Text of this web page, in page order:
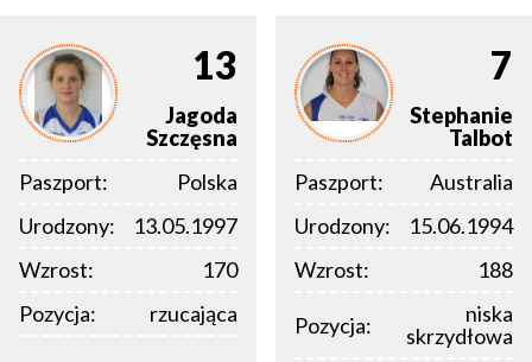
13
Jagoda
Szczęsna
Paszport:
Polska
Urodzony:
13.05.1997
Wzrost:
170
Pozycja:
rzucająca
7
Stephanie
Talbot
Paszport:
Australia
Urodzony:
15.06.1994
Wzrost:
188
Pozycja:
niska
skrzydłowa